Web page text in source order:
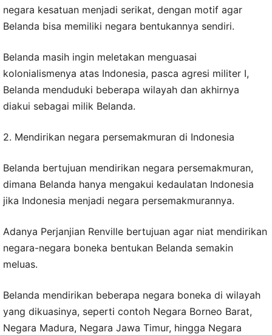
negara kesatuan menjadi serikat, dengan motif agar
Belanda bisa memiliki negara bentukannya sendiri.
Belanda masih ingin meletakan menguasai
kolonialismenya atas Indonesia, pasca agresi militer I,
Belanda menduduki beberapa wilayah dan akhirnya
diakui sebagai milik Belanda.
2. Mendirikan negara persemakmuran di Indonesia
Belanda bertujuan mendirikan negara persemakmuran,
dimana Belanda hanya mengakui kedaulatan Indonesia
jika Indonesia menjadi negara persemakmurannya.
Adanya Perjanjian Renville bertujuan agar niat mendirikan
negara-negara boneka bentukan Belanda semakin
meluas.
Belanda mendirikan beberapa negara boneka di wilayah
yang dikuasinya, seperti contoh Negara Borneo Barat,
Negara Madura, Negara Jawa Timur, hingga Negara